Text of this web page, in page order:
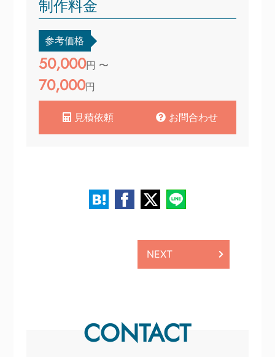
制作料金
参考価格
50,000円 〜
70,000円
見積依頼 お問合わせ
NEXT
CONTACT